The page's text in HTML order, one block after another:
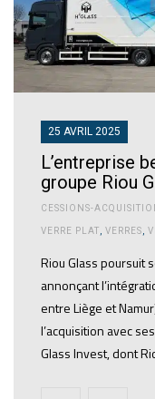
25 AVRIL 2025
L’entreprise
groupe Riou
CESSIONS-
VERRE PLAT VERRES
Riou Glass poursuit
annonçant
entre Liège et
l’acquisition avec
Glass Invest, dont